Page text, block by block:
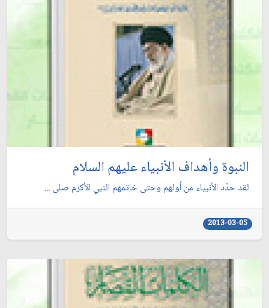
النبوة وأهداف الأنبياء عليهم السلام
لقد حدّد الأنبياء من أولهم وحتى خاتمهم النبي الأكرم صلى ...
2013-03-05